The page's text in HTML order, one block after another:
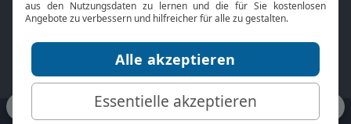
Jobs
Mediadaten
TV-Empfang
bibeltv.de: Impressum Datenschutz